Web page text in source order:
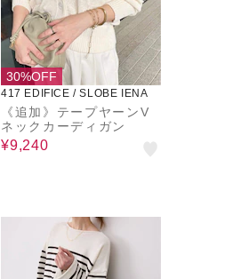
30%OFF
417 EDIFICE / SLOBE IENA
《追加》テープヤーンV
ネックカーディガン
¥9,240